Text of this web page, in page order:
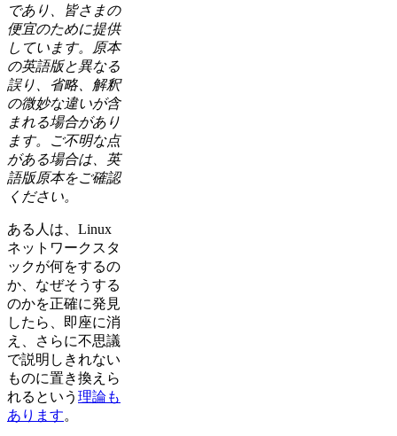
であり、皆さまの
便宜のために提供
しています。原本
の英語版と異なる
誤り、省略、解釈
の微妙な違いが含
まれる場合があり
ます。ご不明な点
がある場合は、英
語版原本をご確認
ください。
ある人は、Linux
ネットワークスタ
ックが何をするの
か、なぜそうする
のかを正確に発見
したら、即座に消
え、さらに不思議
で説明しきれない
ものに置き換えら
れるという 理論も
あります。